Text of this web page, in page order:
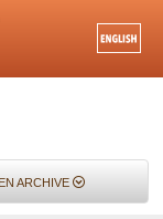
ARCHIVE